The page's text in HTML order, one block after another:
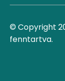
© Copyright
fenntartva.